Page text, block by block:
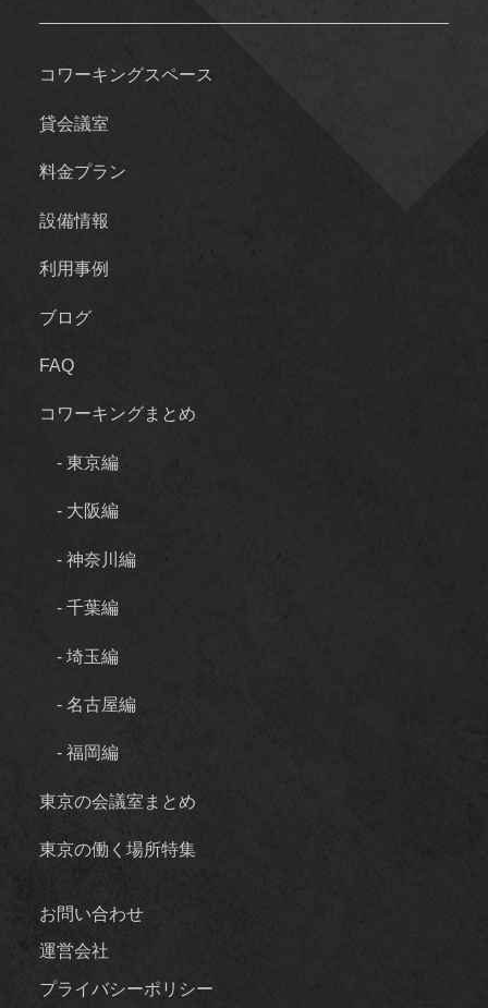
コワーキングスペース
貸会議室
料金プラン
設備情報
利用事例
ブログ
FAQ
コワーキングまとめ
- 東京編
- 大阪編
- 神奈川編
- 千葉編
- 埼玉編
- 名古屋編
- 福岡編
東京の会議室まとめ
東京の働く場所特集
お問い合わせ
運営会社
プライバシーポリシー